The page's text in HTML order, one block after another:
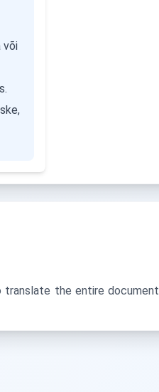
või
translate the entire document